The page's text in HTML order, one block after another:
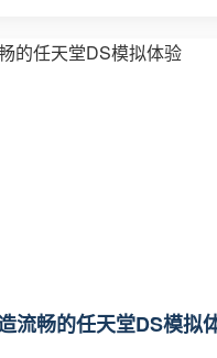
流畅的任天堂DS模拟